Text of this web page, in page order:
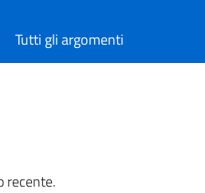
Tutti gli argomenti
recente.